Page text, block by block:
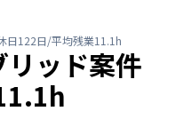
日122日/平均残業11.1h
ッド案件